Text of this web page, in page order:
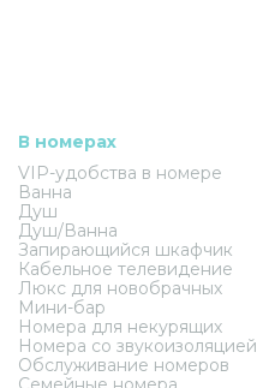
В номерах
VIP-удобства в номере
Ванна
Душ
Душ/Ванна
Запирающийся шкафчик
Кабельное телевидение
Люкс для новобрачных
Мини-бар
Номера для некурящих
Номера со звукоизоляцией
Обслуживание номеров